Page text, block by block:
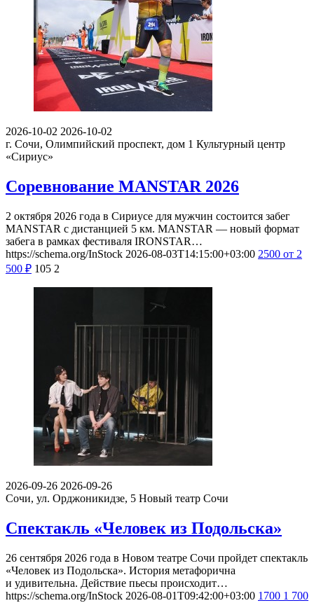
2026-10-02 2026-10-02
г. Сочи, Олимпийский проспект, дом 1 Культурный центр
«Сириус»
Соревнование MANSTAR 2026
2 октября 2026 года в Сириусе для мужчин состоится забег
MANSTAR с дистанцией 5 км. MANSTAR — новый формат
забега в рамках фестиваля IRONSTAR…
https://schema.org/InStock 2026-08-03T14:15:00+03:00 2500 от 2
500 ₽ 105 2
2026-09-26 2026-09-26
Сочи, ул. Орджоникидзе, 5 Новый театр Сочи
Спектакль «Человек из Подольска»
26 сентября 2026 года в Новом театре Сочи пройдет спектакль
«Человек из Подольска». История метафорична
и удивительна. Действие пьесы происходит…
https://schema.org/InStock 2026-08-01T09:42:00+03:00 1700 1 700